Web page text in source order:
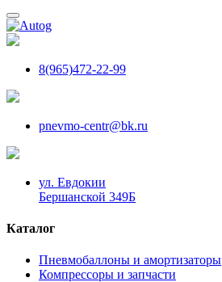
8(965)472-22-99
pnevmo-centr@bk.ru
ул. Евдокии
Бершанской 349Б
Каталог
Пневмобаллоны и амортизаторы
Компрессоры и запчасти